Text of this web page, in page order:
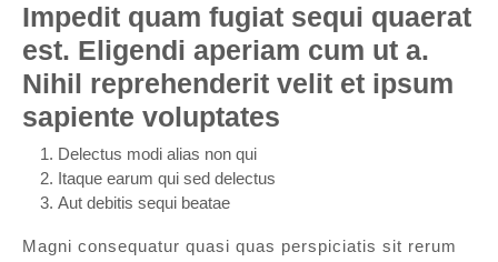
Impedit quam fugiat sequi quaerat
est. Eligendi aperiam cum ut a.
Nihil reprehenderit velit et ipsum
sapiente voluptates
Delectus modi alias non qui
Itaque earum qui sed delectus
Aut debitis sequi beatae
Magni consequatur quasi quas perspiciatis sit rerum